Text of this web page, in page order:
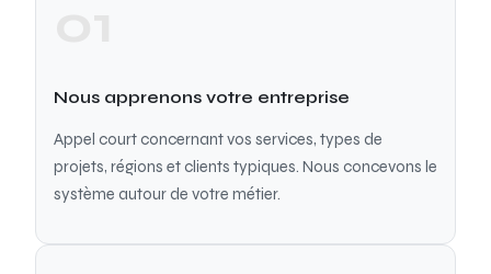
Nous apprenons votre entreprise
Appel court concernant vos services, types de
projets, régions et clients typiques. Nous concevons le
système autour de votre métier.